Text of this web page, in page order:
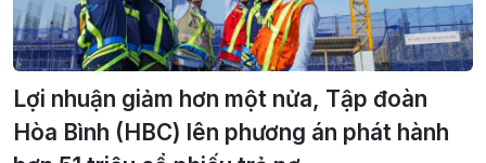
Lợi nhuận giảm hơn một nửa, Tập đoàn
Hòa Bình (HBC) lên phương án phát hành